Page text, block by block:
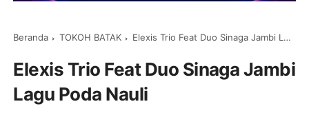
Beranda TOKOH BATAK Elexis Trio Feat Duo Sinaga Jambi Lagu Poda Nauli
Elexis Trio Feat Duo Sinaga Jambi
Lagu Poda Nauli